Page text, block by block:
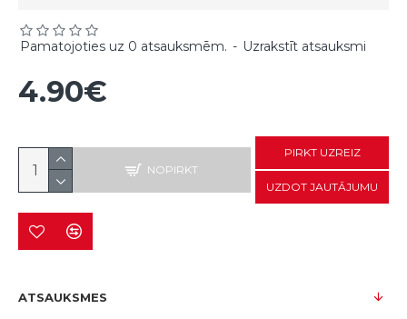
Pamatojoties uz 0 atsauksmēm. - Uzrakstīt atsauksmi
4.90€
NOPIRKT
PIRKT UZREIZ
UZDOT JAUTĀJUMU
ATSAUKSMES